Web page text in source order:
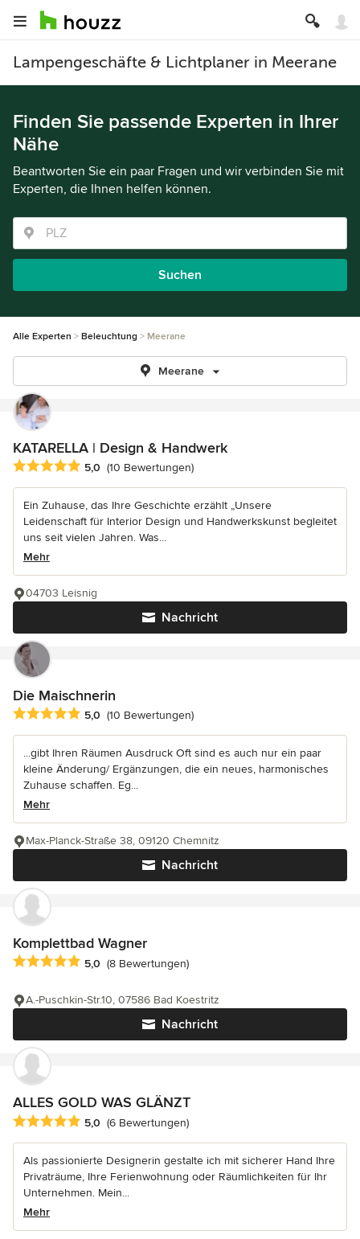
Lampengeschäfte & Lichtplaner in Meerane
Finden Sie passende Experten in Ihrer
Nähe
Beantworten Sie ein paar Fragen und wir verbinden Sie mit
Experten, die Ihnen helfen können.
Suchen
Alle Experten Beleuchtung Meerane
Meerane
KATARELLA | Design & Handwerk
Durchschnittliche Bewertung: 5 von 5 Sternen
5,0 (10 Bewertungen)
Ein Zuhause, das Ihre Geschichte erzählt „Unsere
Leidenschaft für Interior Design und Handwerkskunst begleitet
uns seit vielen Jahren. Was...
Mehr
Nachricht
04703 Leisnig
Die Maischnerin
Durchschnittliche Bewertung: 5 von 5 Sternen
5,0 (10 Bewertungen)
...gibt Ihren Räumen Ausdruck Oft sind es auch nur ein paar
kleine Änderung/ Ergänzungen, die ein neues, harmonisches
Zuhause schaffen. Eg...
Mehr
Nachricht
Max-Planck-Straße 38, 09120 Chemnitz
Komplettbad Wagner
Durchschnittliche Bewertung: 5 von 5 Sternen
5,0 (8 Bewertungen)
Nachricht
A.-Puschkin-Str.10, 07586 Bad Koestritz
ALLES GOLD WAS GLÄNZT
Durchschnittliche Bewertung: 5 von 5 Sternen
5,0 (6 Bewertungen)
Als passionierte Designerin gestalte ich mit sicherer Hand Ihre
Privaträume, Ihre Ferienwohnung oder Räumlichkeiten für Ihr
Unternehmen. Mein...
Mehr